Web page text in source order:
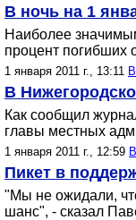
В ночь на 1
Наиболее
процент погибших
1 января 2011 г., 13:11
В
Как сообщил
главы местных
1 января 2011 г., 12:59
Пикет в
"Мы не ожидали,
шанс", - сказал